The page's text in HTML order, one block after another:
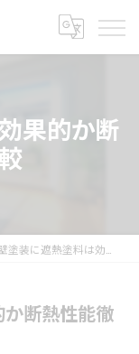
果的か断
装に遮熱塗料は効果的か断熱性能徹底比較
断熱性能徹